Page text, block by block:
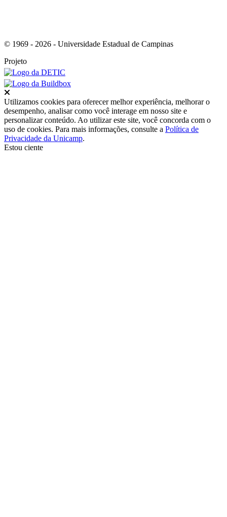
© 1969 - 2026 - Universidade Estadual de Campinas
Projeto
Utilizamos cookies para oferecer melhor experiência, melhorar o
desempenho, analisar como você interage em nosso site e
personalizar conteúdo. Ao utilizar este site, você concorda com o
uso de cookies. Para mais informações, consulte a Política de
Privacidade da Unicamp.
Estou ciente